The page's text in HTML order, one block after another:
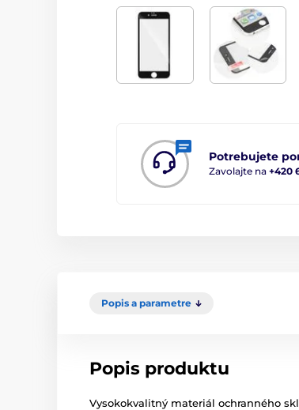
Potrebujete
Zavolajte na +420
Popis a parametre
Popis produktu
Vysokokvalitný materiál ochranného